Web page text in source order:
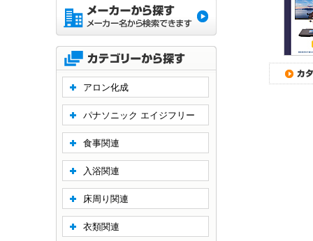
アロン化成
パナソニック エイジフリー
食事関連
入浴関連
床周り関連
衣類関連